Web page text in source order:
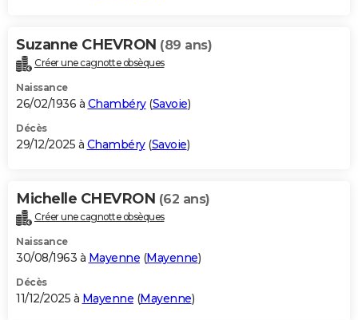
Suzanne CHEVRON (89 ans)
Créer une cagnotte obsèques
Naissance
26/02/1936 à Chambéry(Savoie)
Décès
29/12/2025 à Chambéry(Savoie)
Michelle CHEVRON (62 ans)
Créer une cagnotte obsèques
Naissance
30/08/1963 à Mayenne (Mayenne)
Décès
11/12/2025 à Mayenne (Mayenne)